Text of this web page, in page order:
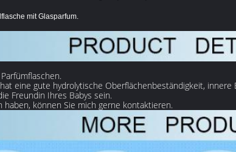
mit Glasparfum.
eine gute hydrolytische Oberflächenbeständigkeit, innere
Freundin Ihres Babys sein.
haben, können Sie mich gerne kontaktieren.